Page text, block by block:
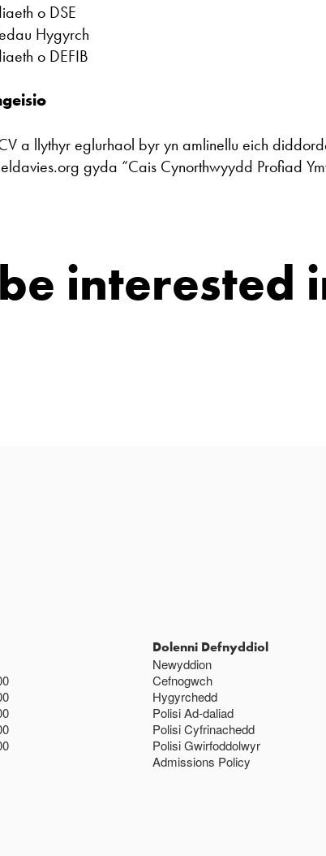
o DSE
Hygyrch
o DEFIB
a llythyr eglurhaol byr yn amlinellu eich
gyda “Cais Cynorthwyydd Profiad
interested
Dolenni Defnyddiol
Newyddion
Cefnogwch
Hygyrchedd
Polisi Ad-daliad
Polisi Cyfrinachedd
Polisi Gwirfoddolwyr
Admissions Policy